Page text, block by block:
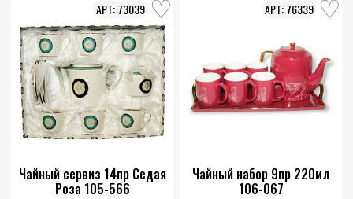
Чайный сервиз 14пр Седая
Роза 105-566
73039
Чайный набор 9пр 220мл
106-067
76339